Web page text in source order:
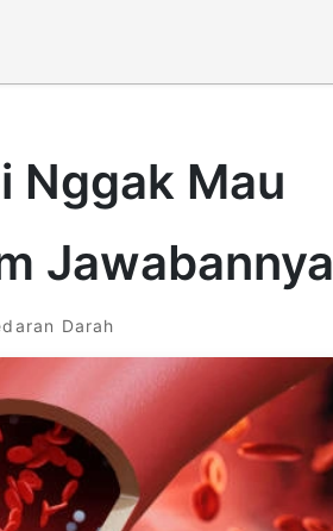
Nggak Mau
Jawabannya
Darah